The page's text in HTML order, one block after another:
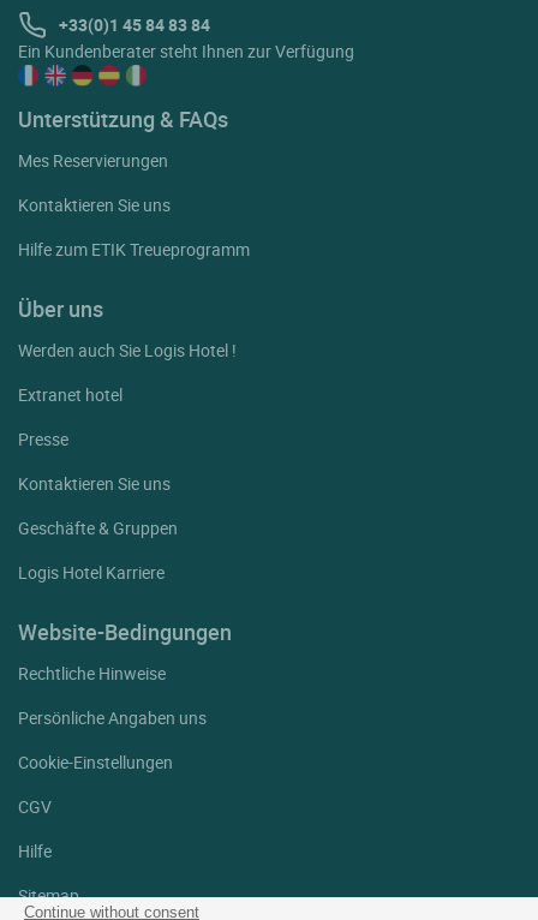
Continue without consent
+33(0)1 45 84 83 84
Ein Kundenberater steht Ihnen zur Verfügung
Unterstützung & FAQs
Mes Reservierungen
Kontaktieren Sie uns
Hilfe zum ETIK Treueprogramm
Über uns
Werden auch Sie Logis Hotel !
Extranet hotel
Presse
Kontaktieren Sie uns
Geschäfte & Gruppen
Logis Hotel Karriere
Website-Bedingungen
Rechtliche Hinweise
Persönliche Angaben uns
Cookie-Einstellungen
CGV
Hilfe
Sitemap